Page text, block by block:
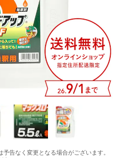
告なく変更となる場合がございます。